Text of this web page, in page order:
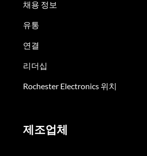
채용 정보
유통
연결
리더십
Rochester Electronics 위치
제조업체